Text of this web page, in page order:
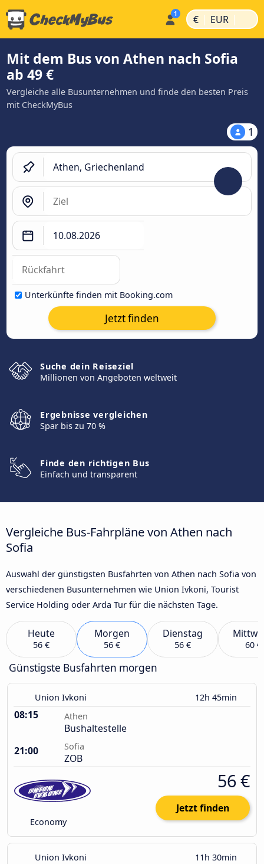
€ | EUR |
Mit dem Bus von Athen nach Sofia
ab 49 €
Vergleiche alle Busunternehmen und finde den besten Preis
mit CheckMyBus
1
Unterkünfte finden mit Booking.com
Jetzt finden
Suche dein Reiseziel
Millionen von Angeboten weltweit
Ergebnisse vergleichen
Spar bis zu 70 %
Finde den richtigen Bus
Einfach und transparent
Vergleiche Bus-Fahrpläne von Athen nach
Sofia
Auswahl der günstigsten Busfahrten von Athen nach Sofia von
verschiedenen Busunternehmen wie Union Ivkoni, Tourist
Service Holding oder Arda Tur für die nächsten Tage.
Heute
56 €
Morgen
56 €
Dienstag
56 € 60 €
Günstigste Busfahrten morgen
Union Ivkoni 12h 45min
08:15 Athen
Bushaltestelle
21:00
Sofia
ZOB
Economy
56 €
Jetzt finden
Union Ivkoni 11h 30min